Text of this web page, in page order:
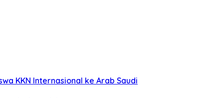
KKN Internasional ke Arab Saudi